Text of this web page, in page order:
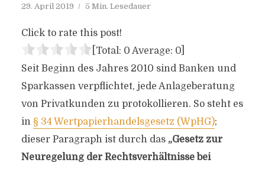
29. April 2019 5 Min. Lesedauer
Click to rate this post!
[Total: 0 Average: 0]
Seit Beginn des Jahres 2010 sind Banken und
Sparkassen verpflichtet, jede Anlageberatung
von Privatkunden zu protokollieren. So steht es
in § 34 Wertpapierhandelsgesetz (WpHG);
dieser Paragraph ist durch das „Gesetz zur
Neuregelung der Rechtsverhältnisse bei